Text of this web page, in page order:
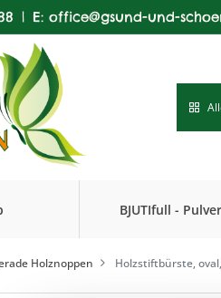
| E: office@gsund-und-
BJUTIfull - Pulver
Holznoppen Holzstiftbürste,